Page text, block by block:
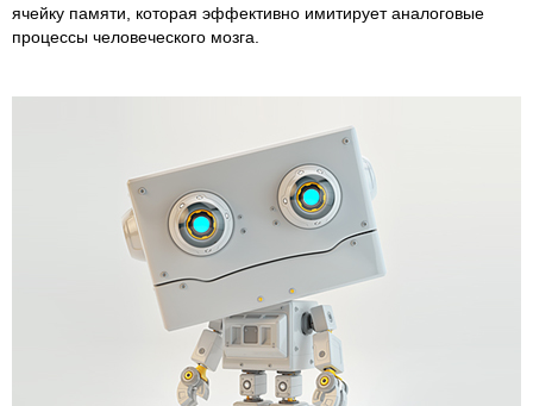
ячейку памяти, которая эффективно имитирует аналоговые
процессы человеческого мозга.